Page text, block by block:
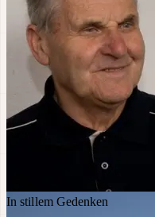
In stillem Gedenken